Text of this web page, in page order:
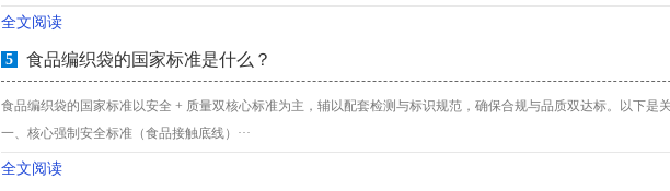
全文阅读
5 食品编织袋的国家标准是什么？
食品编织袋的国家标准以安全 + 质量双核心标准为主，辅以配套检测与标识规范，确保合规与品质双达标。以下是
一、核心强制安全标准（食品接触底线）···
全文阅读